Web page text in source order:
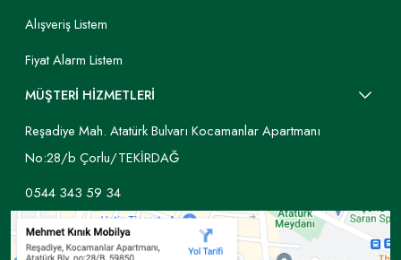
Alışveriş Listem
Fiyat Alarm Listem
MÜŞTERİ HİZMETLERİ
Reşadiye Mah. Atatürk Bulvarı Kocamanlar Apartmanı
No:28/b Çorlu/TEKİRDAĞ
0544 343 59 34